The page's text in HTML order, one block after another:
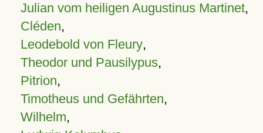
Julian vom heiligen Augustinus Martinet,
Cléden,
Leodebold von Fleury,
Theodor und Pausilypus,
Pitrion,
Timotheus und Gefährten,
Wilhelm,